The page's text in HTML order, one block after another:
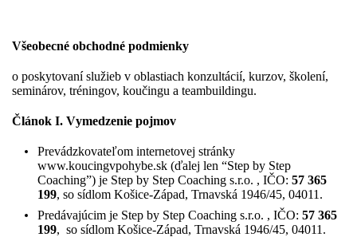
Všeobecné obchodné podmienky
o poskytovaní služieb v oblastiach konzultácií, kurzov, školení,
seminárov, tréningov, koučingu a teambuildingu.
Článok I. Vymedzenie pojmov
Prevádzkovateľom internetovej stránky
www.koucingvpohybe.sk (ďalej len “Step by Step
Coaching”) je Step by Step Coaching s.r.o. , IČO: 57 365
199, so sídlom Košice-Západ, Trnavská 1946/45, 04011.
Predávajúcim je Step by Step Coaching s.r.o. , IČO: 57 365
199, so sídlom Košice-Západ, Trnavská 1946/45, 04011.